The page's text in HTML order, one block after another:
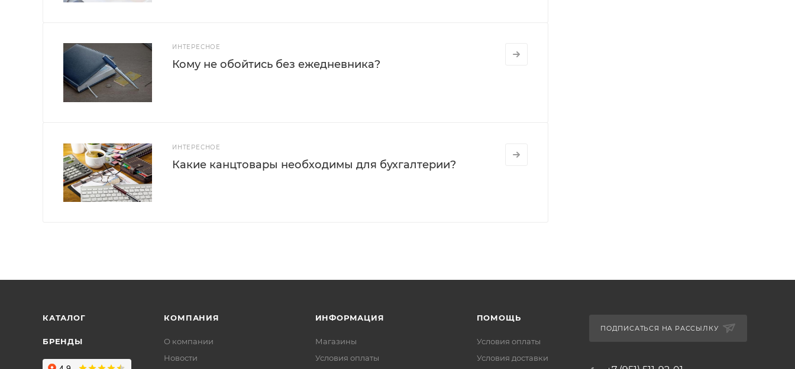
ИНТЕРЕСНОЕ
Кому не обойтись без ежедневника?
ИНТЕРЕСНОЕ
Какие канцтовары необходимы для бухгалтерии?
КАТАЛОГ
БРЕНДЫ
КОМПАНИЯ
О компании
Новости
ИНФОРМАЦИЯ
Магазины
Условия оплаты
ПОМОЩЬ
Условия оплаты
Условия доставки
ПОДПИСАТЬСЯ НА РАССЫЛКУ